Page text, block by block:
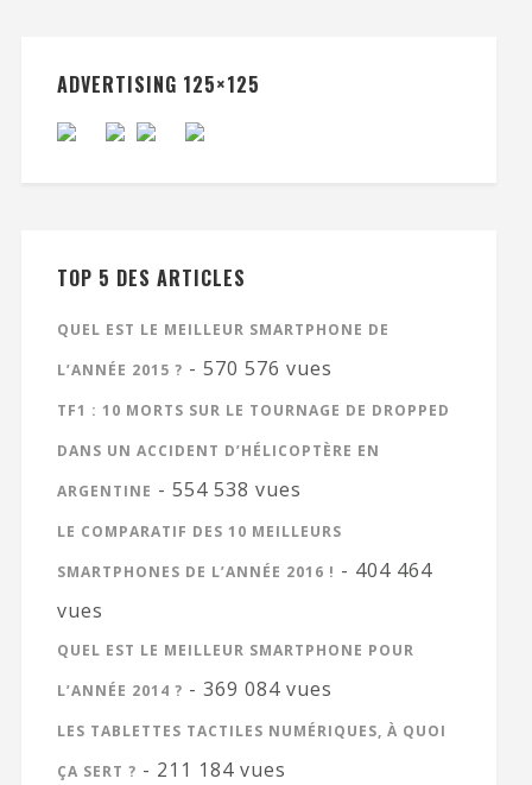
ADVERTISING 125×125
TOP 5 DES ARTICLES
QUEL EST LE MEILLEUR SMARTPHONE DE
L’ANNÉE 2015 ? - 570 576 vues
TF1 : 10 MORTS SUR LE TOURNAGE DE DROPPED
DANS UN ACCIDENT D’HÉLICOPTÈRE EN
ARGENTINE - 554 538 vues
LE COMPARATIF DES 10 MEILLEURS
SMARTPHONES DE L’ANNÉE 2016 ! - 404 464
vues
QUEL EST LE MEILLEUR SMARTPHONE POUR
L’ANNÉE 2014 ? - 369 084 vues
LES TABLETTES TACTILES NUMÉRIQUES, À QUOI
ÇA SERT ? - 211 184 vues